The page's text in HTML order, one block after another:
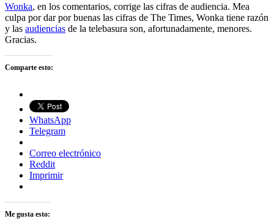
Wonka, en los comentarios, corrige las cifras de audiencia. Mea
culpa por dar por buenas las cifras de The Times, Wonka tiene razón
y las audiencias de la telebasura son, afortunadamente, menores.
Gracias.
Comparte esto:
WhatsApp
Telegram
Correo electrónico
Reddit
Imprimir
Me gusta esto: